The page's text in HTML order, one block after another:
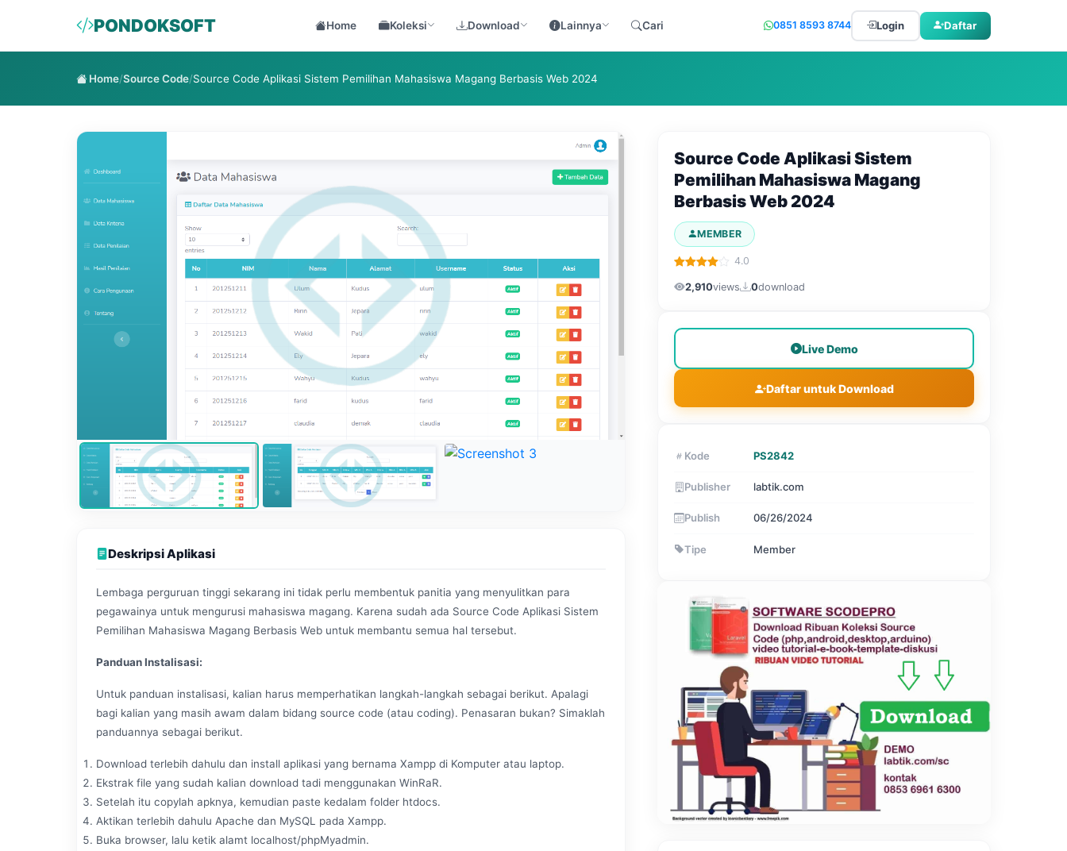
PONDOKSOFT Home Koleksi Download Lainnya Cari 0851 8593 8744 Login Daftar
Home/Source Code/Source Code Aplikasi Sistem Pemilihan Mahasiswa Magang Berbasis Web 2024
Deskripsi Aplikasi
Lembaga perguruan tinggi sekarang ini tidak perlu membentuk panitia yang menyulitkan para
pegawainya untuk mengurusi mahasiswa magang. Karena sudah ada Source Code Aplikasi Sistem
Pemilihan Mahasiswa Magang Berbasis Web untuk membantu semua hal tersebut.
Panduan Instalisasi:
Untuk panduan instalisasi, kalian harus memperhatikan langkah-langkah sebagai berikut. Apalagi
bagi kalian yang masih awam dalam bidang source code (atau coding). Penasaran bukan? Simaklah
panduannya sebagai berikut.
Download terlebih dahulu dan install aplikasi yang bernama Xampp di Komputer atau laptop.
Ekstrak file yang sudah kalian download tadi menggunakan WinRaR.
Setelah itu copylah apknya, kemudian paste kedalam folder htdocs.
Aktikan terlebih dahulu Apache dan MySQL pada Xampp.
Buka browser, lalu ketik alamt localhost/phpMyadmin.
Source Code Aplikasi Sistem
Pemilihan Mahasiswa Magang
Berbasis Web 2024
MEMBER
4.0
2,910views 0download
Live Demo
Daftar untuk Download
Kode PS2842
Publisher labtik.com
Publish 06/26/2024
Tipe Member